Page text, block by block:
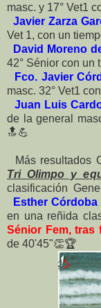
masc. y 17° Vet1
Javier Zarza
Vet 1, con un
David Moreno
42° Sénior con un
Fco. Javier
masc. 32° Vet1
Juan Luis
de la general
🔝💪
Más resultados
Tri Olimpo y
clasificación
Esther Córdoba
en una reñida
Sénior Fem, tras
de 40'45"👏🏆